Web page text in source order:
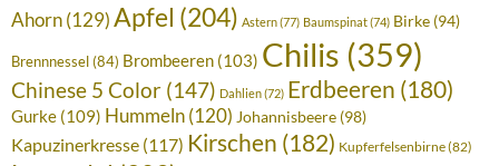
Ahorn(129)Apfel (204) Astern(77) Baumspinat(74) Birke (94)
Brennnessel (84) Brombeeren (103) Chilis (359)
Chinese 5 Color (147) Dahlien(72) Erdbeeren (180)
Gurke (109) Hummeln (120) Johannisbeere (98)
Kapuzinerkresse (117) Kirschen (182) Kupferfelsenbirne(82)